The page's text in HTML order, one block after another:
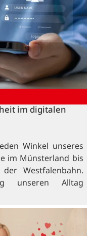
im digitalen
Winkel unseres
im Münsterland bis
Westfalenbahn.
unseren Alltag